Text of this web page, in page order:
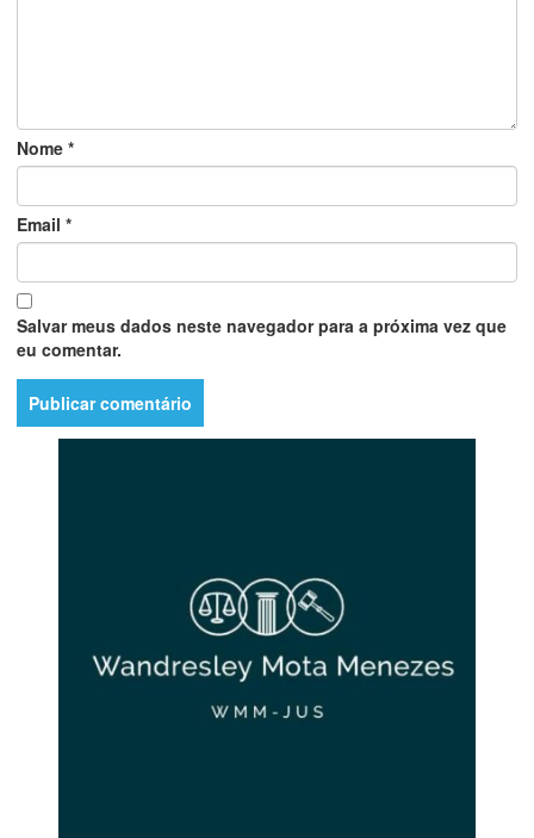
Nome *
Email *
Salvar meus dados neste navegador para a próxima vez que
eu comentar.